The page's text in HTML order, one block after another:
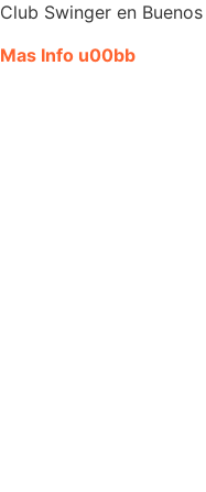
Club Swinger en
Mas Info u00bb